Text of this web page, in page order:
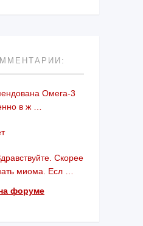
Омега-3
в ж …
Скорее
миома. Есл …
форуме